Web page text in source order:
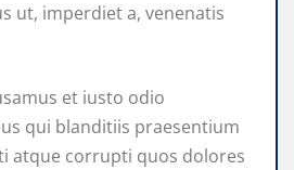
ut, imperdiet a, venenatis
et iusto odio
qui blanditiis praesentium
atque corrupti quos dolores